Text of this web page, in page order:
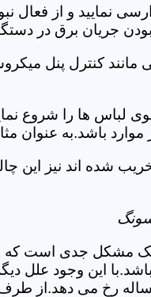
نمایید و از
جریان برق در
کنترل پنل
لباس ها را شروع
باشد.به عنوان
شده اند نیز این
مشکل جدی است که
باشد.با این وجود
مساله رخ می دهد.از